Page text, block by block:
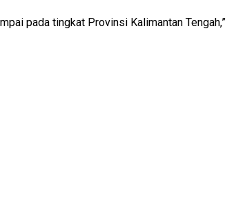
pada tingkat Provinsi Kalimantan Tengah,”